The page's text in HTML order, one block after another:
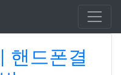
핸드폰결